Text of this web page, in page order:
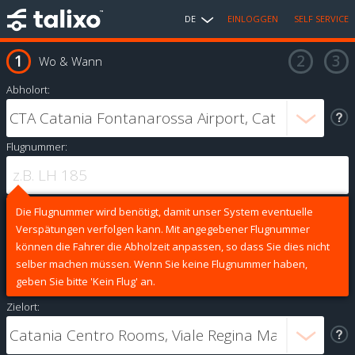
DE EINLOGGEN SELF SERVICE
Wo & Wann
Abholort:
Flugnummer:
Die Flugnummer wird benötigt, damit unser System eventuelle
Verspätungen verfolgen kann. Mit angegebener Flugnummer
können die Fahrer die Abholzeit anpassen, so dass Sie dies nicht
selber machen müssen. Wenn Sie keine Flugnummer haben,
geben Sie bitte 'Kein Flug' an.
Zielort: